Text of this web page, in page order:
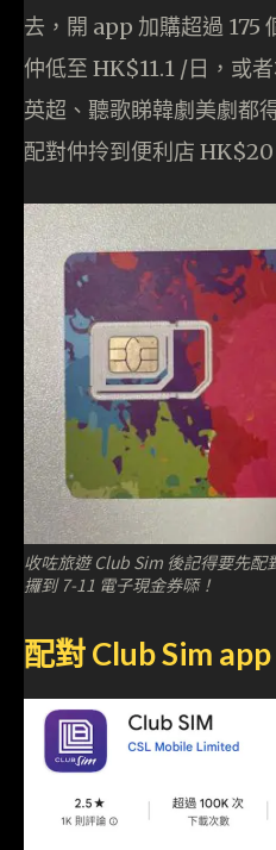
去，開 app 加購超過 175
仲低至 HK$11.1 /日，或
英超、聽歌睇韓劇美劇都
配對仲拎到便利店 HK$20
收咗旅遊 Club Sim 後記得要先
攞到 7-11 電子現金券𠻹！
配對 Club Sim